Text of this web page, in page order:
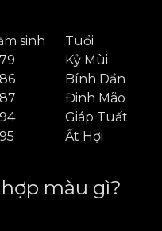
sinh
Tuổi
Kỷ Mùi
Bính Dần
Đinh Mão
Giáp Tuất
Ất Hợi
màu gì?